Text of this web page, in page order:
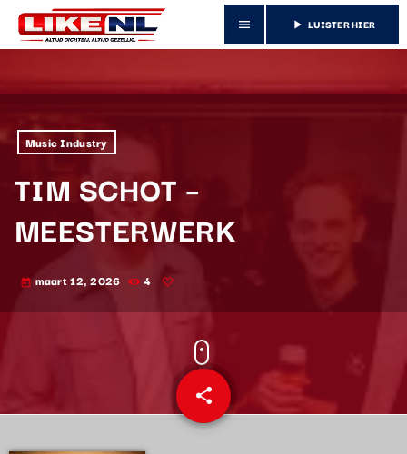
menu play_arrow LUISTER HIER
Music Industry
TIM SCHOT –
MEESTERWERK
today maart 12, 2026 4
share
email